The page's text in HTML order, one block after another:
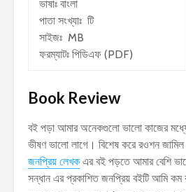
ভাষাঃ বাংলা
পাতা সংখ্যাঃ টি
সাইজঃ MB
ফরম্যাটঃ পিডিএফ (PDF)
Book Review
বই পড়া আমার অনেকগুলো ভালো কাজের
ভীষণ ভালো লাগে। বিশেষ করে রওশন জামিল
জনপ্রিয় লেখক এর বই পড়তে আমার বেশি
সন্ধান এর প্রকাশিত জনপ্রিয় বইটি আমি